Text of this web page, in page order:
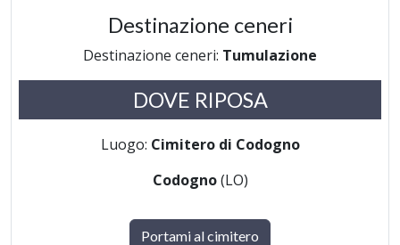
Destinazione ceneri
Destinazione ceneri: Tumulazione
DOVE RIPOSA
Luogo: Cimitero di Codogno
Codogno(LO)
Portami al cimitero